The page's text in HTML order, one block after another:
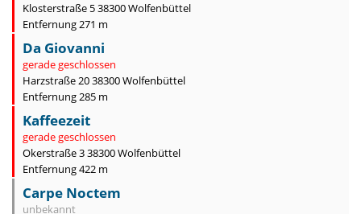
Klosterstraße 5 38300 Wolfenbüttel
Entfernung 271 m
Da Giovanni
gerade geschlossen
Harzstraße 20 38300 Wolfenbüttel
Entfernung 285 m
Kaffeezeit
gerade geschlossen
Okerstraße 3 38300 Wolfenbüttel
Entfernung 422 m
Carpe Noctem
unbekannt